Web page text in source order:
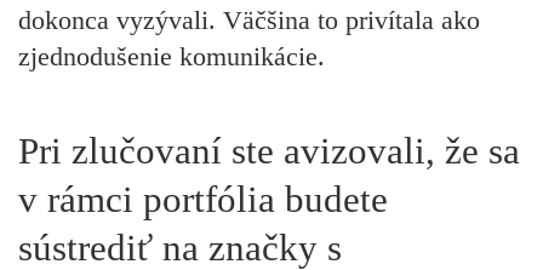
dokonca vyzývali. Väčšina to privítala ako
zjednodušenie komunikácie.
Pri zlučovaní ste avizovali, že sa
v rámci portfólia budete
sústrediť na značky s